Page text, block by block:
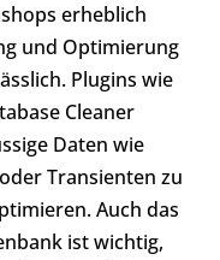
erheblich
und Optimierung
Plugins wie
Cleaner
Daten wie
Transienten zu
Auch das
ist wichtig,